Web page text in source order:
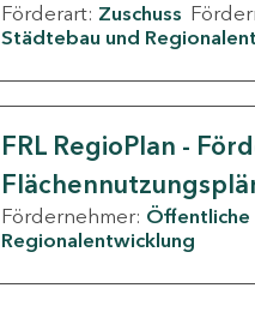
Förderart: Zuschuss
Städtebau und
FRL RegioPlan -
Fördernehmer: Öffentliche
Regionalentwicklung